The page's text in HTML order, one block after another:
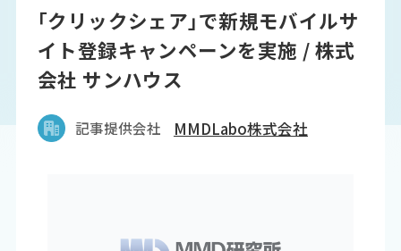
｢クリックシェア｣で新規モバイルサ
イト登録キャンペーンを実施 / 株式
会社 サンハウス
記事提供会社 MMDLabo株式会社